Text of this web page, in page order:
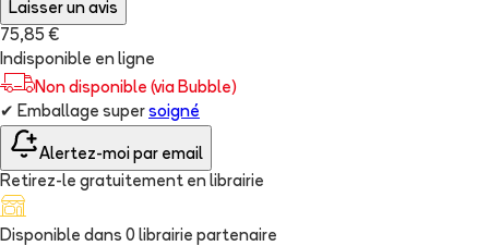
Laisser un avis
75,85 €
Indisponible en ligne
Non disponible (via Bubble)
✔ Emballage super soigné
Alertez-moi par email
Retirez-le gratuitement en librairie
Disponible dans 0 librairie partenaire